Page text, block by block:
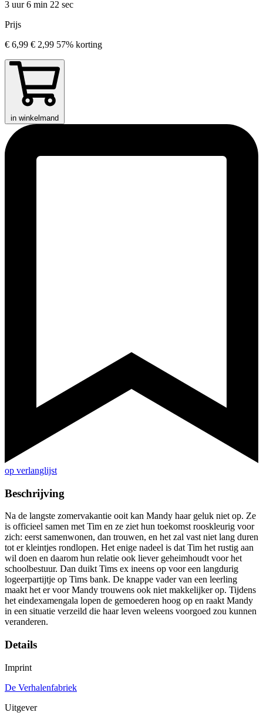
3 uur 6 min 22 sec
Prijs
€ 6,99 € 2,99 57% korting
in winkelmand
op verlanglijst
Beschrijving
Na de langste zomervakantie ooit kan Mandy haar geluk niet op. Ze
is officieel samen met Tim en ze ziet hun toekomst rooskleurig voor
zich: eerst samenwonen, dan trouwen, en het zal vast niet lang duren
tot er kleintjes rondlopen. Het enige nadeel is dat Tim het rustig aan
wil doen en daarom hun relatie ook liever geheimhoudt voor het
schoolbestuur. Dan duikt Tims ex ineens op voor een langdurig
logeerpartijtje op Tims bank. De knappe vader van een leerling
maakt het er voor Mandy trouwens ook niet makkelijker op. Tijdens
het eindexamengala lopen de gemoederen hoog op en raakt Mandy
in een situatie verzeild die haar leven weleens voorgoed zou kunnen
veranderen.
Details
Imprint
De Verhalenfabriek
Uitgever